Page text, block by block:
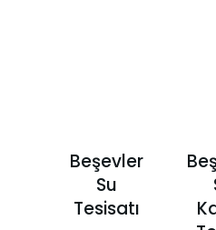
Beşevler
Su
Tesisatı